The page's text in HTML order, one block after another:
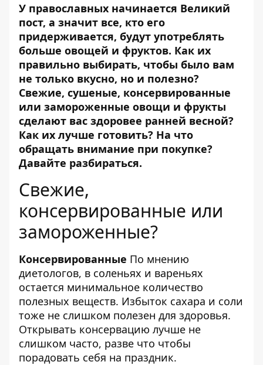
У православных начинается Великий
пост, а значит все, кто его
придерживается, будут употреблять
больше овощей и фруктов. Как их
правильно выбирать, чтобы было вам
не только вкусно, но и полезно?
Свежие, сушеные, консервированные
или замороженные овощи и фрукты
сделают вас здоровее ранней весной?
Как их лучше готовить? На что
обращать внимание при покупке?
Давайте разбираться.
Свежие,
консервированные или
замороженные?
Консервированные По мнению
диетологов, в соленьях и вареньях
остается минимальное количество
полезных веществ. Избыток сахара и соли
тоже не слишком полезен для здоровья.
Открывать консервацию лучше не
слишком часто, разве что чтобы
порадовать себя на праздник.